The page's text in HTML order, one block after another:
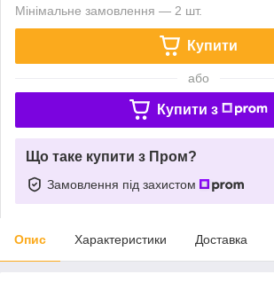
Мінімальне замовлення — 2 шт.
Купити
або
Купити з
Що таке купити з Пром?
Замовлення під захистом
Опис Характеристики Доставка